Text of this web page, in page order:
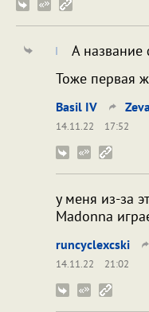
А название
Тоже первая
Bаsil IV
14.11.22
17:52
у меня из-за
Madonna
runcyclexcski
14.11.22
21:02